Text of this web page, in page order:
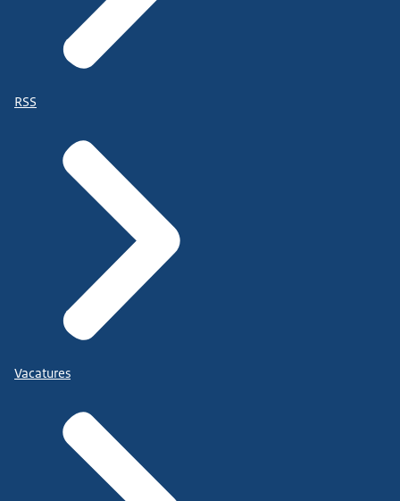
RSS
Vacatures